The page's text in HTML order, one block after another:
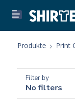
Produkte Print
Filter by
No filters